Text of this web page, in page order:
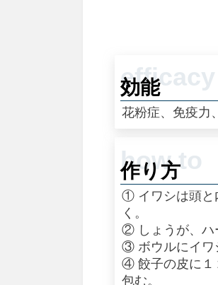
効能
花粉症、免疫力
作り方
① イワシは頭と
く。
② しょうが、ハ
③ ボウルにイワ
④ 餃子の皮に１
包む。